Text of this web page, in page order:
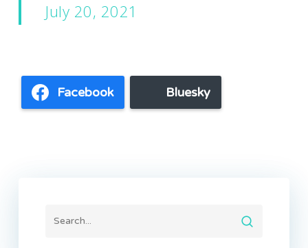
July 20, 2021
Facebook Bluesky